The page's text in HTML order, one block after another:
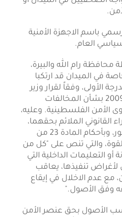
باسم الاجهزة الأمنية
العام.
محافظة رام الله والبيرة،
في الميدان قد ارتكبا
الأولى، وفقاً لقرار وزير
الداخلية رقم 192 لسنة 2009 بشأن المخالفات
الأمن الفلسطينية. وعليه،
القانوني الملائم بحقهما،
عملاً بأحكام القرار المذكور، وبأحكام المادة 23 من
والتي تنص على "كل من
التعليمات الداخلية التي
تنفيذها، يعاقب
مع عدم الاخلال في إيقاع
وفق الأصول."
الأصول بحق عنصر الأمن